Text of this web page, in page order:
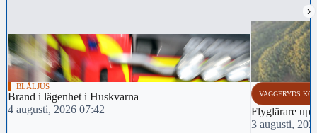
›
BLÅLJUS
Brand i lägenhet i Huskvarna
4 augusti, 2026 07:42
VAGGERYDS
Flyglärare
3 augusti,